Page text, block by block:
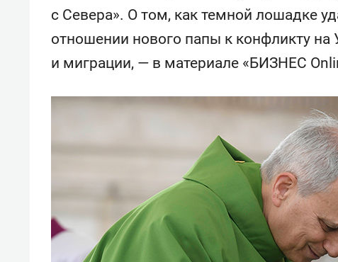
с Севера». О том, как темной лошадке
отношении нового папы к конфликту
и миграции, — в материале «БИЗНЕС